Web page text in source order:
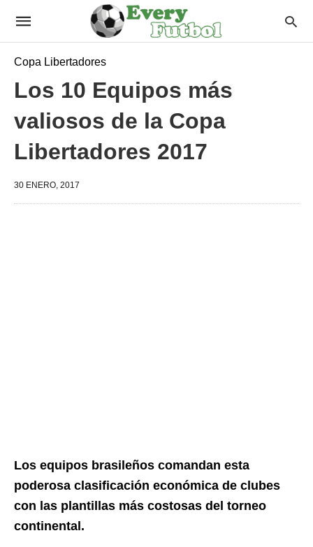
Copa Libertadores
Los 10 Equipos más
valiosos de la Copa
Libertadores 2017
30 ENERO, 2017
Los equipos brasileños comandan esta
poderosa clasificación económica de clubes
con las plantillas más costosas del torneo
continental.